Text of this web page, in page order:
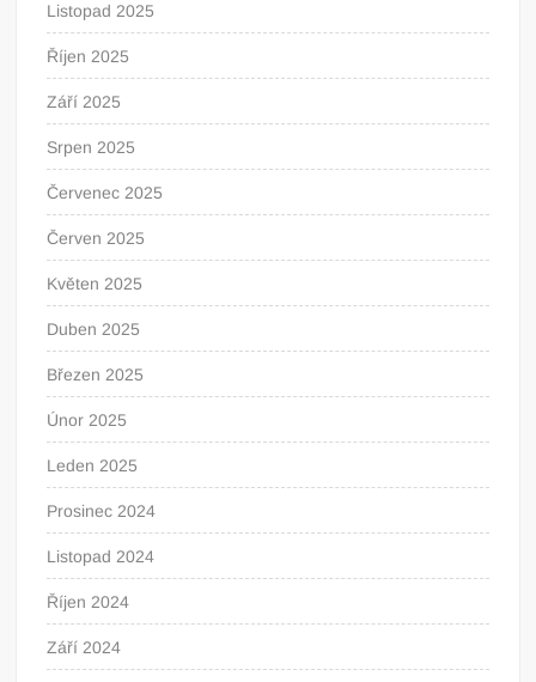
Listopad 2025
Říjen 2025
Září 2025
Srpen 2025
Červenec 2025
Červen 2025
Květen 2025
Duben 2025
Březen 2025
Únor 2025
Leden 2025
Prosinec 2024
Listopad 2024
Říjen 2024
Září 2024